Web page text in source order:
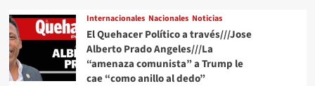
Internacionales Nacionales Noticias
El Quehacer Político a través///Jose
Alberto Prado Angeles///La
“amenaza comunista” a Trump le
cae “como anillo al dedo”